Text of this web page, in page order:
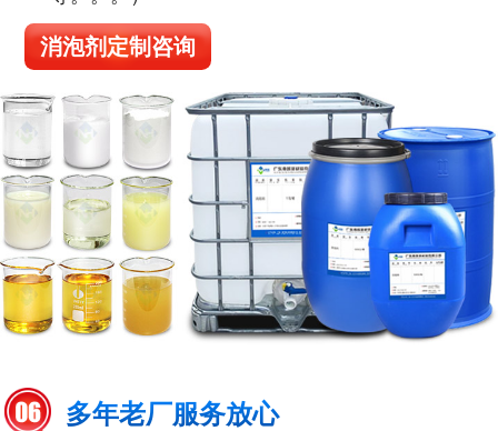
消泡剂定制咨询
多年老厂服务放心